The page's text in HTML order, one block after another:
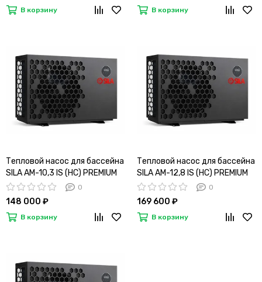
В корзину В корзину
Тепловой насос для бассейна
SILA AM-10,3 IS (HC) PREMIUM
0
148 000 ₽
В корзину
Тепловой насос для бассейна
SILA AM-12,8 IS (HC) PREMIUM
0
169 600 ₽
В корзину